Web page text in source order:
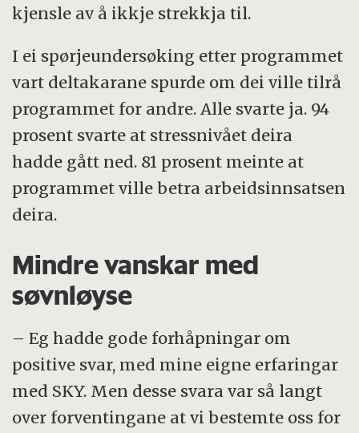
kjensle av å ikkje strekkja til.
I ei spørjeundersøking etter programmet
vart deltakarane spurde om dei ville tilrå
programmet for andre. Alle svarte ja. 94
prosent svarte at stressnivået deira
hadde gått ned. 81 prosent meinte at
programmet ville betra arbeidsinnsatsen
deira.
Mindre vanskar med
søvnløyse
– Eg hadde gode forhåpningar om
positive svar, med mine eigne erfaringar
med SKY. Men desse svara var så langt
over forventingane at vi bestemte oss for